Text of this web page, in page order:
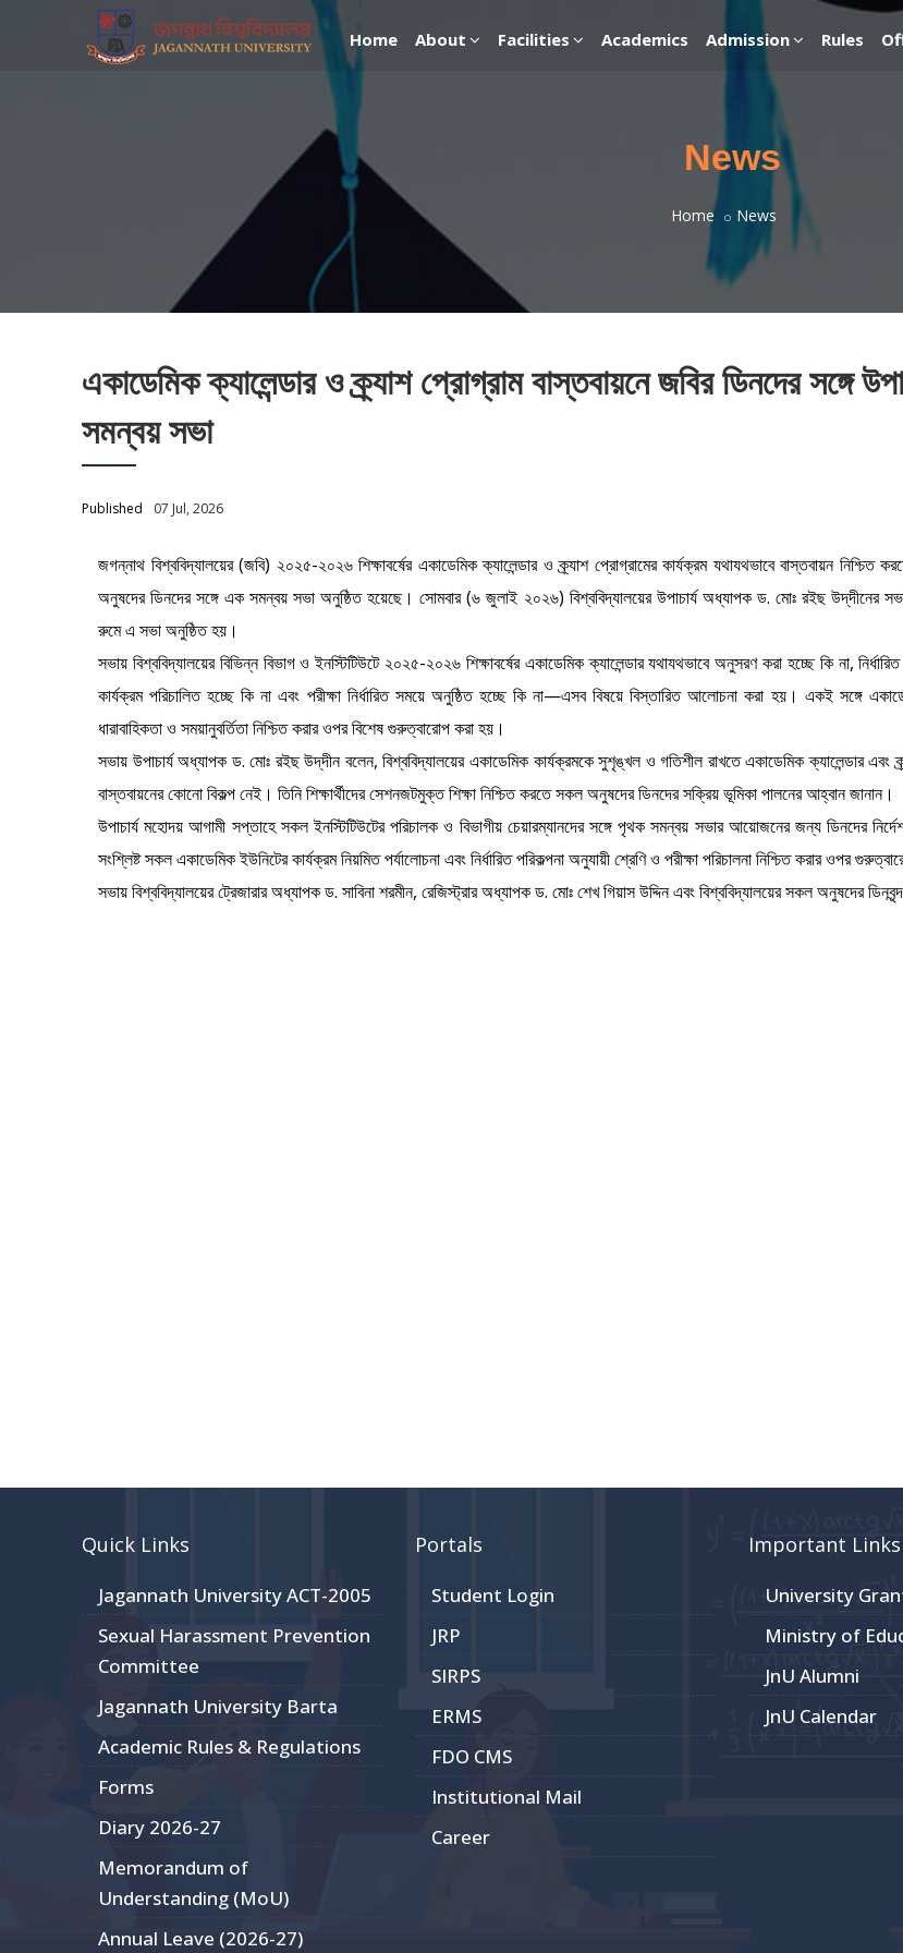
Home About Facilities Academics Admission Rules
News
Home News
একাডেমিক ক্যালেন্ডার ও ক্র্যাশ প্রোগ্রাম বাস্তবায়নে জবির ডিনদের সঙ্গে
সমন্বয় সভা
Published 07 Jul, 2026
জগন্নাথ বিশ্ববিদ্যালয়ের (জবি) ২০২৫-২০২৬ শিক্ষাবর্ষের একাডেমিক ক্যালেন্ডার ও ক্র্যাশ প্রোগ্রামের কার্যক্রম যথাযথভাবে বাস্তবায়ন নিশ্চিত
অনুষদের ডিনদের সঙ্গে এক সমন্বয় সভা অনুষ্ঠিত হয়েছে। সোমবার (৬ জুলাই ২০২৬) বিশ্ববিদ্যালয়ের উপাচার্য অধ্যাপক ড. মোঃ রইছ উদ্‌দীনের
রুমে এ সভা অনুষ্ঠিত হয়।
সভায় বিশ্ববিদ্যালয়ের বিভিন্ন বিভাগ ও ইনস্টিটিউটে ২০২৫-২০২৬ শিক্ষাবর্ষের একাডেমিক ক্যালেন্ডার যথাযথভাবে অনুসরণ করা হচ্ছে কি না,
কার্যক্রম পরিচালিত হচ্ছে কি না এবং পরীক্ষা নির্ধারিত সময়ে অনুষ্ঠিত হচ্ছে কি না—এসব বিষয়ে বিস্তারিত আলোচনা করা হয়। একই সঙ্গে
ধারাবাহিকতা ও সময়ানুবর্তিতা নিশ্চিত করার ওপর বিশেষ গুরুত্বারোপ করা হয়।
সভায় উপাচার্য অধ্যাপক ড. মোঃ রইছ উদ্‌দীন বলেন, বিশ্ববিদ্যালয়ের একাডেমিক কার্যক্রমকে সুশৃঙ্খল ও গতিশীল রাখতে একাডেমিক ক্যালেন্ডার এবং
বাস্তবায়নের কোনো বিকল্প নেই। তিনি শিক্ষার্থীদের সেশনজটমুক্ত শিক্ষা নিশ্চিত করতে সকল অনুষদের ডিনদের সক্রিয় ভূমিকা পালনের আহ্বান জানান।
উপাচার্য মহোদয় আগামী সপ্তাহে সকল ইনস্টিটিউটের পরিচালক ও বিভাগীয় চেয়ারম্যানদের সঙ্গে পৃথক সমন্বয় সভার আয়োজনের জন্য ডিনদের
সংশ্লিষ্ট সকল একাডেমিক ইউনিটের কার্যক্রম নিয়মিত পর্যালোচনা এবং নির্ধারিত পরিকল্পনা অনুযায়ী শ্রেণি ও পরীক্ষা পরিচালনা নিশ্চিত করার ওপর
সভায় বিশ্ববিদ্যালয়ের ট্রেজারার অধ্যাপক ড. সাবিনা শরমীন, রেজিস্ট্রার অধ্যাপক ড. মোঃ শেখ গিয়াস উদ্দিন এবং বিশ্ববিদ্যালয়ের সকল অনুষদের
Quick Links
Jagannath University ACT-2005
Sexual Harassment Prevention
Committee
Jagannath University Barta
Academic Rules & Regulations
Forms
Diary 2026-27
Memorandum of
Understanding (MoU)
Annual Leave (2026-27)
Portals
Student Login
JRP
SIRPS
ERMS
FDO CMS
Institutional Mail
Career
Important Links
University
Ministry of
JnU Alumni
JnU Calendar